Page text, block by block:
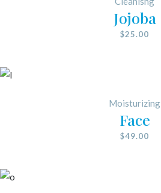
Jojoba
$25.00
Moisturizing
Face
$49.00